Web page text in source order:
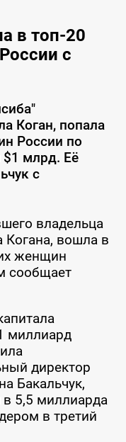
в топ-20
с
Коган, попала
России по
$1 млрд. Её
с
владельца
Когана, вошла в
женщин
сообщает
миллиард
директор
Бакальчук,
в 5,5 миллиарда
в третий